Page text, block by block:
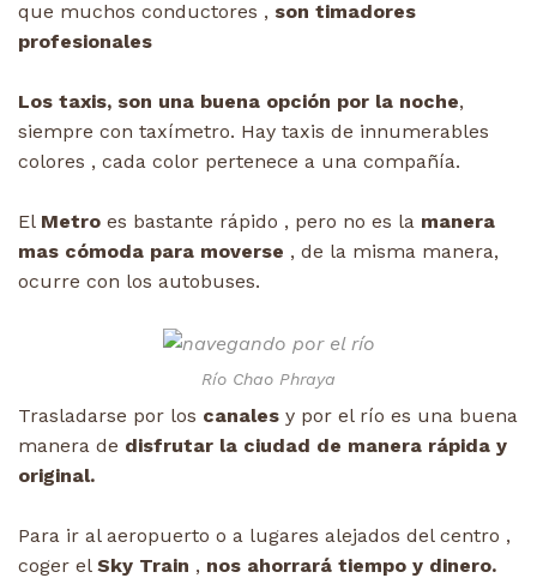
que muchos conductores , son timadores
profesionales
Los taxis, son una buena opción por la noche,
siempre con taxímetro. Hay taxis de innumerables
colores , cada color pertenece a una compañía.
El Metro es bastante rápido , pero no es la manera
mas cómoda para moverse , de la misma manera,
ocurre con los autobuses.
Río Chao Phraya
Trasladarse por los canales y por el río es una buena
manera de disfrutar la ciudad de manera rápida y
original.
Para ir al aeropuerto o a lugares alejados del centro ,
coger el Sky Train , nos ahorrará tiempo y dinero.